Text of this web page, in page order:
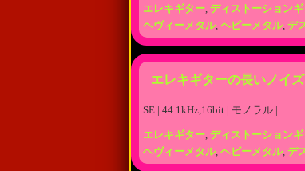
エレキギター, ディストーション
ヘヴィーメタル, ヘビーメタル, デ
エレキギターの長いノイズ
SE | 44.1kHz,16bit | モノラル |
エレキギター, ディストーション
ヘヴィーメタル, ヘビーメタル, デ